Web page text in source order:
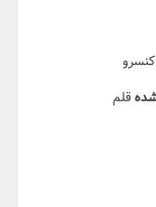
کنسرو
قلم